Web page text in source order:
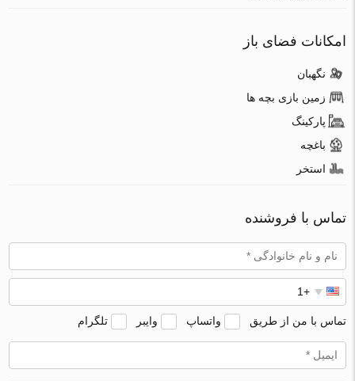
امکانات فضای باز
نگهبان
زمین بازی بچه ها
پارکینگ
باغچه
استخر
تماس با فروشنده
تماس با من از طریق واتساپ وایبر تلگرام